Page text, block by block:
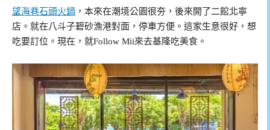
望海巷石頭火鍋 ，本來在潮境公園很夯，後來開了二館北寧
店。就在八斗子碧砂漁港對面，停車方便。這家生意很好，想
吃要訂位。現在，就Follow Mii來去基隆吃美食。